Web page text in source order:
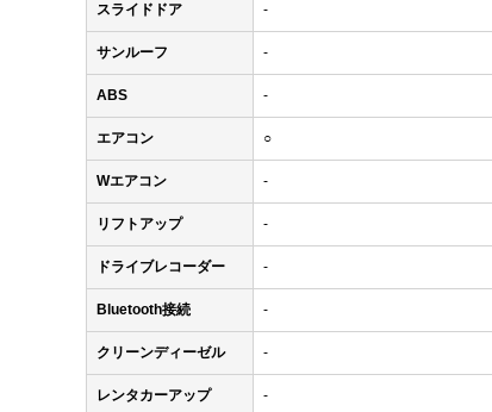
スライドドア -
サンルーフ -
ABS -
エアコン ○
Wエアコン -
リフトアップ -
ドライブレコーダー -
Bluetooth接続 -
クリーンディーゼル -
レンタカーアップ -